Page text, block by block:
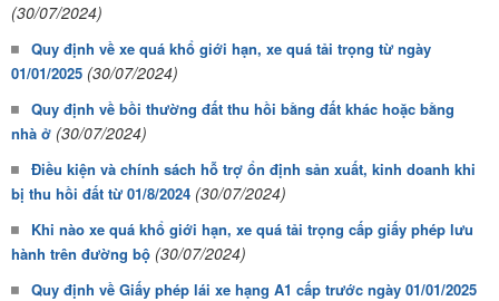
(30/07/2024)
Quy định về xe quá khổ giới hạn, xe quá tải trọng từ ngày
01/01/2025 (30/07/2024)
Quy định về bồi thường đất thu hồi bằng đất khác hoặc bằng
nhà ở (30/07/2024)
Điều kiện và chính sách hỗ trợ ổn định sản xuất, kinh doanh khi
bị thu hồi đất từ 01/8/2024 (30/07/2024)
Khi nào xe quá khổ giới hạn, xe quá tải trọng cấp giấy phép lưu
hành trên đường bộ (30/07/2024)
Quy định về Giấy phép lái xe hạng A1 cấp trước ngày 01/01/2025